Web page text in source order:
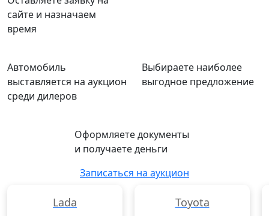
сайте и назначаем
время
Автомобиль
выставляется на аукцион
среди дилеров
Выбираете наиболее
выгодное предложение
Оформляете документы
и получаете деньги
Записаться на аукцион
Lada Toyota